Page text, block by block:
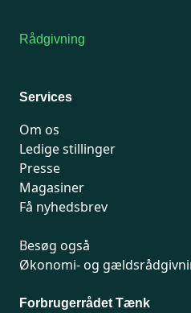
Rådgivning
Services
Om os
Ledige stillinger
Presse
Magasiner
Få nyhedsbrev
Besøg også
Økonomi- og
Forbrugerrådet Tænk